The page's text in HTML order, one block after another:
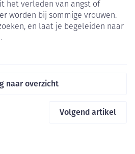
het verleden van angst of
worden bij sommige vrouwen.
en laat je begeleiden naar
naar overzicht
Volgend artikel